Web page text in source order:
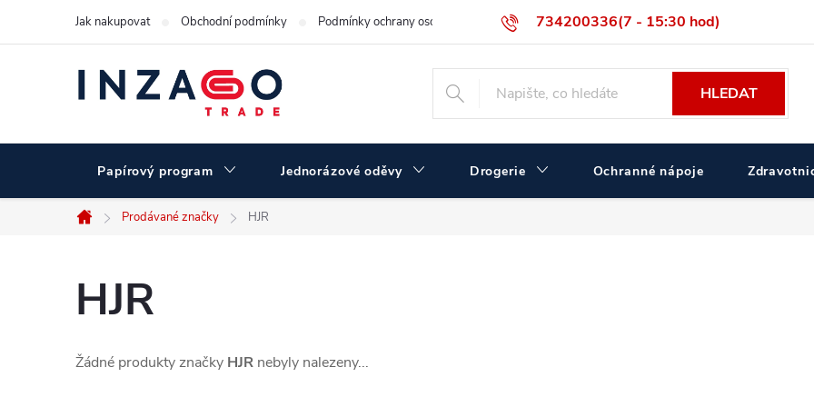
734200336(7 - 15:30 hod)
Jak nakupovat Obchodní podmínky Podmínky ochrany osobních údajů Velikostní tabulka ČERVA Velkoobchodní prodej
HLEDAT
Papírový program Jednorázové oděvy Drogerie Ochranné nápoje
Domů
Prodávané značky HJR
HJR
Žádné produkty značky HJR nebyly nalezeny...